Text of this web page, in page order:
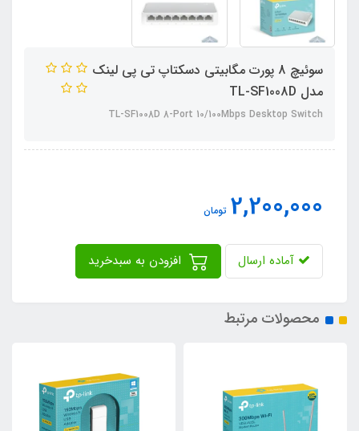
سوئیچ 8 پورت مگابیتی دسکتاپ تی پی لینک
مدل TL-SF1008D
TL-SF1008D 8-Port 10/100Mbps Desktop Switch
2,200,000 تومان
آماده ارسال
محصولات مرتبط